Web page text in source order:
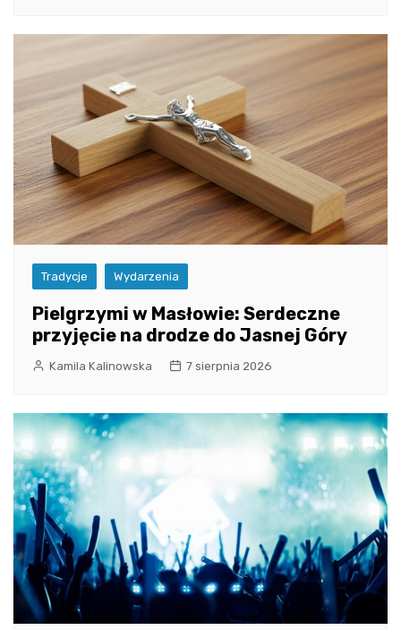
Tradycje Wydarzenia
Pielgrzymi w Masłowie: Serdeczne
przyjęcie na drodze do Jasnej Góry
Kamila Kalinowska 7 sierpnia 2026